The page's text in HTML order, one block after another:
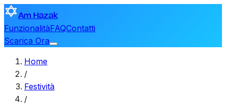
Am Hazak
FunzionalitàFAQContatti
Scarica Ora
Home
/
Festività
/